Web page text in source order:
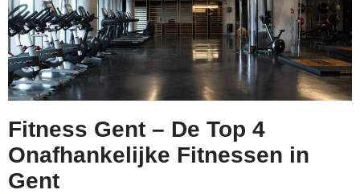
Fitness Gent – De Top 4
Onafhankelijke Fitnessen in
Gent